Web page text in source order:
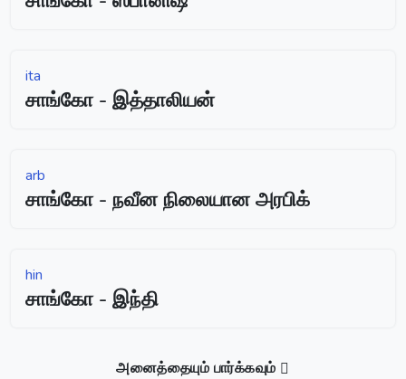
ita
சாங்கோ - இத்தாலியன்
arb
சாங்கோ - நவீன நிலையான அரபிக்
hin
சாங்கோ - இந்தி
அனைத்தையும் பார்க்கவும்